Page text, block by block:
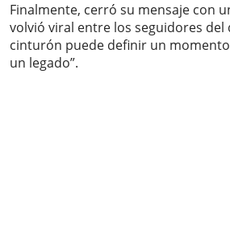
Finalmente, cerró su mensaje con
volvió viral entre los seguidores del
cinturón puede definir un
un legado”.